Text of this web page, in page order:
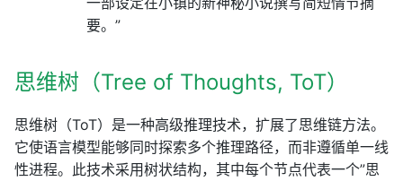
要。”
思维树（Tree of Thoughts, ToT）
思维树（ToT）是一种高级推理技术，扩展了思维链方法。
它使语言模型能够同时探索多个推理路径，而非遵循单一线
性进程。此技术采用树状结构，其中每个节点代表一个”思